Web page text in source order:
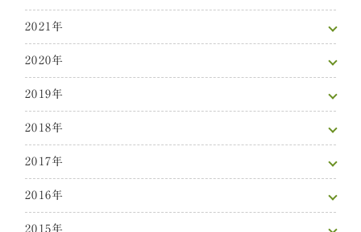
2021年
2020年
2019年
2018年
2017年
2016年
2015年